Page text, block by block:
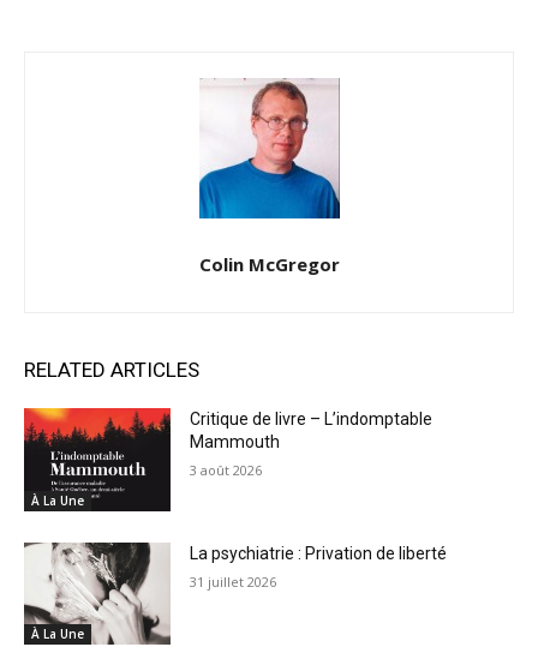
Colin McGregor
RELATED ARTICLES
À La Une
Critique de livre – L’indomptable
Mammouth
3 août 2026
À La Une
La psychiatrie : Privation de liberté
31 juillet 2026